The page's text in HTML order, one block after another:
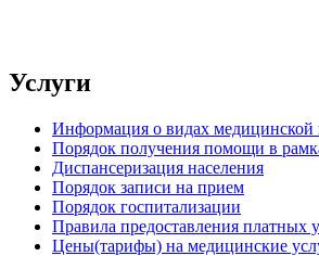
Услуги
Информация о видах
Порядок получения помощи в
Диспансеризация населения
Порядок записи на прием
Порядок госпитализации
Правила предоставления платных
Цены(тарифы) на медицинские